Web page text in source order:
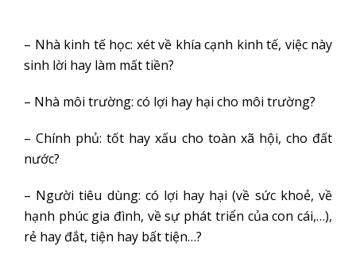
– Nhà kinh tế học: xét về khía cạnh kinh tế, việc này
sinh lời hay làm mất tiền?
– Nhà môi trường: có lợi hay hại cho môi trường?
– Chính phủ: tốt hay xấu cho toàn xã hội, cho đất
nước?
– Người tiêu dùng: có lợi hay hại (về sức khoẻ, về
hạnh phúc gia đình, về sự phát triển của con cái,…),
rẻ hay đắt, tiện hay bất tiện…?